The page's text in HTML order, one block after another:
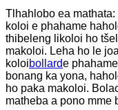
Tlhahlobo ea
koloi e phahame
thibeleng likoloi ho
makoloi. Leha ho le
koloibollarde
bonang ka yona,
ho paka makoloi.
matheba a pono mme